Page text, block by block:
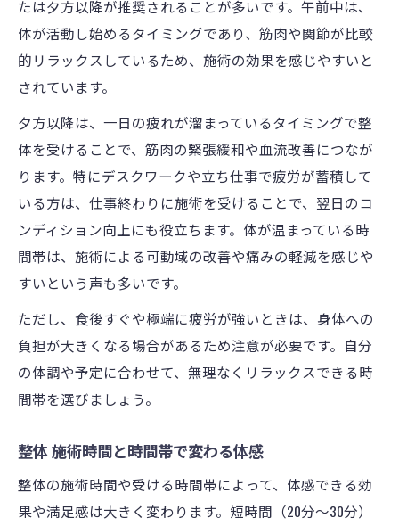
たは夕方以降が推奨されることが多いです。午前中は、
体が活動し始めるタイミングであり、筋肉や関節が比較
的リラックスしているため、施術の効果を感じやすいと
されています。
夕方以降は、一日の疲れが溜まっているタイミングで整
体を受けることで、筋肉の緊張緩和や血流改善につなが
ります。特にデスクワークや立ち仕事で疲労が蓄積して
いる方は、仕事終わりに施術を受けることで、翌日のコ
ンディション向上にも役立ちます。体が温まっている時
間帯は、施術による可動域の改善や痛みの軽減を感じや
すいという声も多いです。
ただし、食後すぐや極端に疲労が強いときは、身体への
負担が大きくなる場合があるため注意が必要です。自分
の体調や予定に合わせて、無理なくリラックスできる時
間帯を選びましょう。
整体 施術時間と時間帯で変わる体感
整体の施術時間や受ける時間帯によって、体感できる効
果や満足感は大きく変わります。短時間（20分～30分）